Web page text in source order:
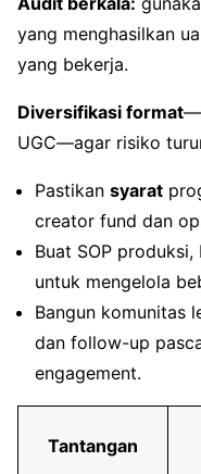
yang menghasilkan
yang bekerja.
Diversifikasi format
UGC—agar risiko
Pastikan syarat
creator fund dan
Buat SOP
untuk mengelola
Bangun komunitas
dan follow-up
engagement.
Tantangan